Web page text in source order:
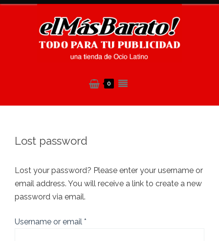
0
Lost password
Lost your password? Please enter your username or
email address. You will receive a link to create a new
password via email.
Username or email *